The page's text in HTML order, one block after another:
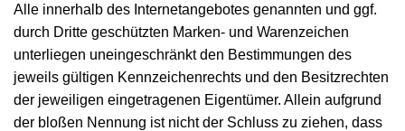
Alle innerhalb des Internetangebotes genannten und ggf.
durch Dritte geschützten Marken- und Warenzeichen
unterliegen uneingeschränkt den Bestimmungen des
jeweils gültigen Kennzeichenrechts und den Besitzrechten
der jeweiligen eingetragenen Eigentümer. Allein aufgrund
der bloßen Nennung ist nicht der Schluss zu ziehen, dass